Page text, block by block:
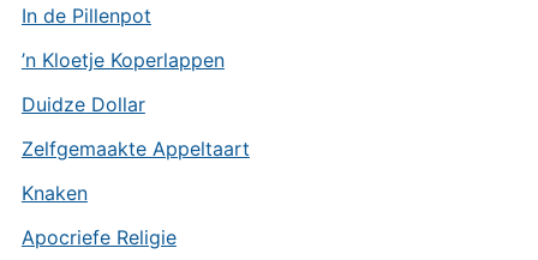
In de Pillenpot
’n Kloetje Koperlappen
Duidze Dollar
Zelfgemaakte Appeltaart
Knaken
Apocriefe Religie